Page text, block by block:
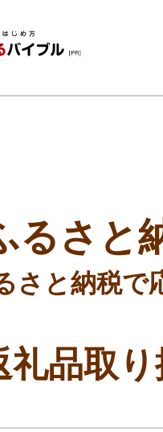
るさと
さと納税で
礼品取